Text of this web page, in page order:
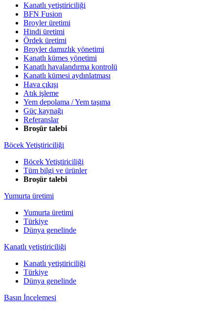
Kanatlı yetiştiriciliği
BFN Fusion
Broyler üretimi
Hindi üretimi
Ördek üretimi
Broyler damızlık yönetimi
Kanatlı kümes yönetimi
Kanatlı havalandırma kontrolü
Kanatlı kümesi aydınlatması
Hava çıkışı
Atık işleme
Yem depolama / Yem taşıma
Güç kaynağı
Referanslar
Broşür talebi
Böcek Yetiştiriciliği
Böcek Yetiştiriciliği
Tüm bilgi ve ürünler
Broşür talebi
Yumurta üretimi
Yumurta üretimi
Türkiye
Dünya genelinde
Kanatlı yetiştiriciliği
Kanatlı yetiştiriciliği
Türkiye
Dünya genelinde
Basın İncelemesi